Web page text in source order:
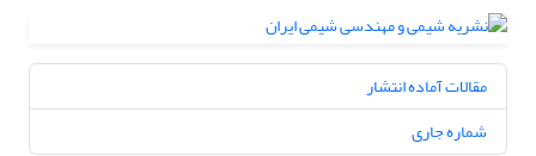
مقالات آماده انتشار
شماره جاری